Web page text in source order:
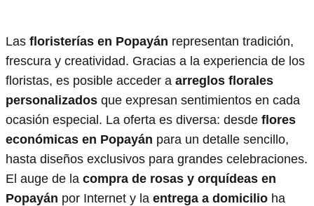
Las floristerías en Popayán representan tradición,
frescura y creatividad. Gracias a la experiencia de los
floristas, es posible acceder a arreglos florales
personalizados que expresan sentimientos en cada
ocasión especial. La oferta es diversa: desde flores
económicas en Popayán para un detalle sencillo,
hasta diseños exclusivos para grandes celebraciones.
El auge de la compra de rosas y orquídeas en
Popayán por Internet y la entrega a domicilio ha